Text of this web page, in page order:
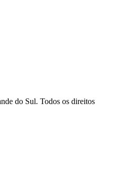
do Sul. Todos os direitos